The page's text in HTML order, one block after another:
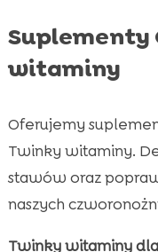
Suplementy
witaminy
Oferujemy
Twinky witaminy.
stawów oraz
naszych
Twinky witaminy